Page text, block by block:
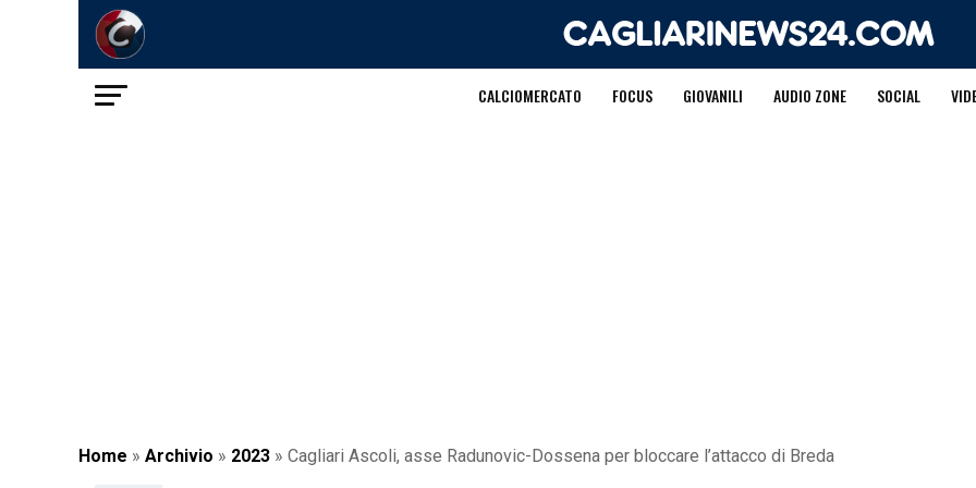
CALCIOMERCATO FOCUS GIOVANILI AUDIO ZONE SOCIAL
Home » Archivio » 2023 » Cagliari Ascoli, asse Radunovic-Dossena per bloccare l’attacco di Breda